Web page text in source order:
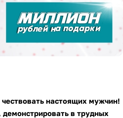
настоящих мужчин!
в трудных